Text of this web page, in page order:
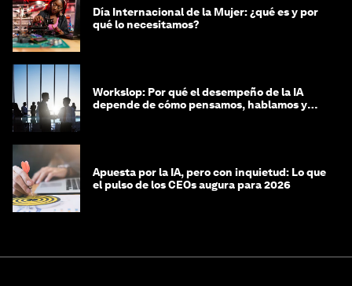
Día Internacional de la Mujer: ¿qué es y por
qué lo necesitamos?
Workslop: Por qué el desempeño de la IA
depende de cómo pensamos, hablamos y
Apuesta por la IA, pero con inquietud: Lo que
el pulso de los CEOs augura para 2026